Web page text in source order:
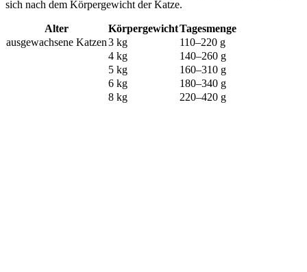
sich nach dem Körpergewicht der Katze.
Alter KörpergewichtTagesmenge
ausgewachsene Katzen3 kg
110–220 g
4 kg
140–260 g
5 kg
160–310 g
6 kg
180–340 g
8 kg
220–420 g